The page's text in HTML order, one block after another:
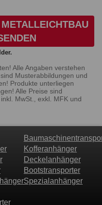
Alle Angaben verstehen
Musterabbildungen und
Produkte unterliegen
Alle Preise sind
MwSt., exkl. MFK und
Kofferanhänger
Deckelanhänger
Bootstransporter
Spezialanhänger